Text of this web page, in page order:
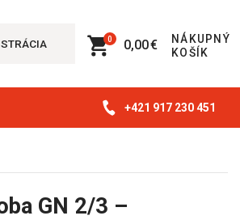
0,00 €
NÁKUPNÝ
KOŠÍK
0
+421 917 230 451
GN 2/3 –